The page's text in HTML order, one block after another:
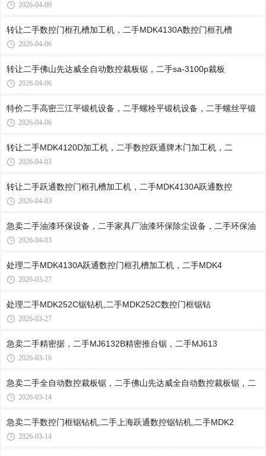
2026-04-09
转让二手数控门框孔槽加工机，二手MDK4130A数控门框孔槽
2026-04-06
转让二手佛山先达威全自动数控裁板锯，二手sa-3100p裁板
2026-04-06
特价二手高密三江平锻机设备，二手螺栓平锻机设备，二手螺丝平锻
2026-04-06
转让二手MDK4120D加工机，二手数控跃通牌木门加工机，二
2026-04-03
转让二手跃通数控门框孔槽加工机，二手MDK4130A跃通数控
2026-04-03
急卖二手油漆环保设备，二手家具厂油漆环保除尘设备，二手环保油
2026-04-03
处理二手MDK4130A跃通数控门框孔槽加工机，二手MDK4
2026-03-27
处理二手MDK252C锯钻机,二手MDK252C数控门框锯钻
2026-03-27
急卖二手精密据，二手MJ6132B精密推台锯，二手MJ613
2026-03-16
急卖二手全自动数控裁板锯，二手佛山先达威全自动数控裁板锯，二
2026-03-14
急卖二手数控门框锯钻机,二手上海跃通数控锯钻机,二手MDK2
2026-03-14